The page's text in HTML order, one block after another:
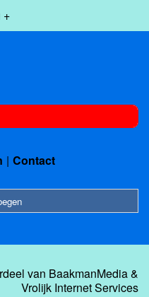
+
Contact
van BaakmanMedia&
Vrolijk Internet Services